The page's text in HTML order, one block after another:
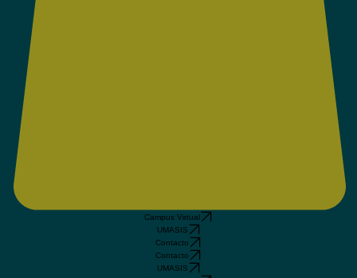
Campus Virtual
UMASIS
Contacto
Contacto